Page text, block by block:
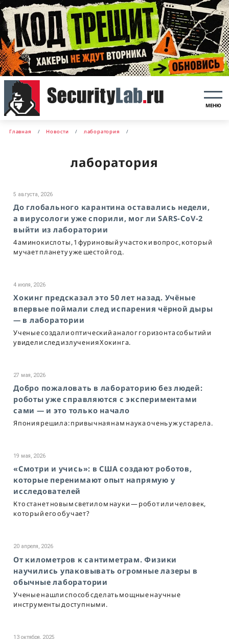
МЕНЮ
Главная Новости лаборатория
лаборатория
5 августа, 2026
До глобального карантина оставались недели,
а вирусологи уже спорили, мог ли SARS-CoV-2
выйти из лаборатории
4 аминокислоты, 1 фуриновый участок и вопрос, который
мучает планету уже шестой год.
4 июля, 2026
Хокинг предсказал это 50 лет назад. Учёные
впервые поймали след испарения чёрной дыры
— в лаборатории
Ученые создали оптический аналог горизонта событий и
увидели след излучения Хокинга.
27 мая, 2026
Добро пожаловать в лабораторию без людей:
роботы уже справляются с экспериментами
сами — и это только начало
Япония решила: привычная нам наука очень уж устарела.
19 мая, 2026
«Смотри и учись»: в США создают роботов,
которые перенимают опыт напрямую у
исследователей
Кто станет новым светилом науки — робот или человек,
который его обучает?
20 апреля, 2026
От километров к сантиметрам. Физики
научились упаковывать огромные лазеры в
обычные лаборатории
Ученые нашли способ сделать мощные научные
инструменты доступными.
13 октября, 2025